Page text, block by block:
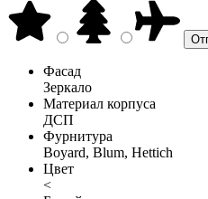
Фасад
Зеркало
Материал корпуса
ДСП
Фурнитура
Boyard, Blum, Hettich
Цвет
<